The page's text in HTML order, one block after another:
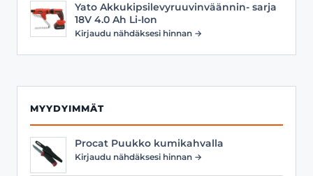
Yato Akkukipsilevyruuvinväännin- sarja
18V 4.0 Ah Li-Ion
Kirjaudu nähdäksesi hinnan →
MYYDYIMMÄT
Procat Puukko kumikahvalla
Kirjaudu nähdäksesi hinnan →